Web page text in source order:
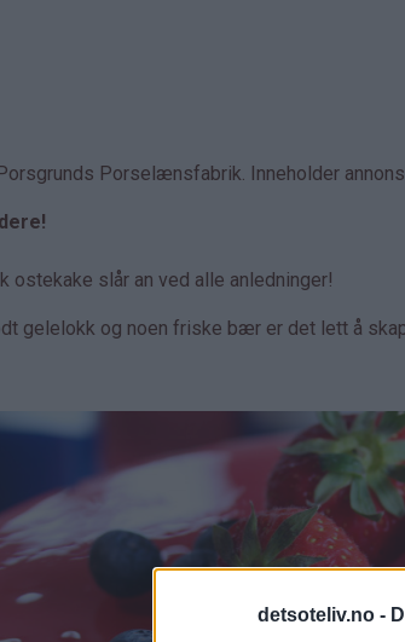
detsoteliv.no -
Porselænsfabrik. Inneholder
ostekake slår an ved alle anledninger!
gelelokk og noen friske bær er det lett å